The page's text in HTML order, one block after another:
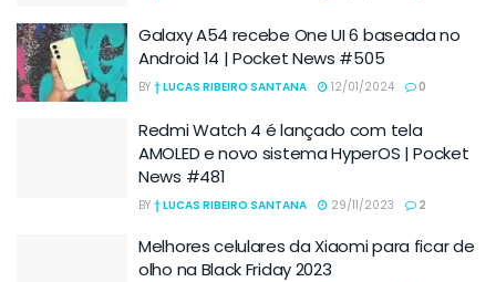
Galaxy A54 recebe One UI 6 baseada no
Android 14 | Pocket News #505
BY † LUCAS RIBEIRO SANTANA 12/01/2024 0
Redmi Watch 4 é lançado com tela
AMOLED e novo sistema HyperOS | Pocket
News #481
BY † LUCAS RIBEIRO SANTANA 29/11/2023 2
Melhores celulares da Xiaomi para ficar de
olho na Black Friday 2023